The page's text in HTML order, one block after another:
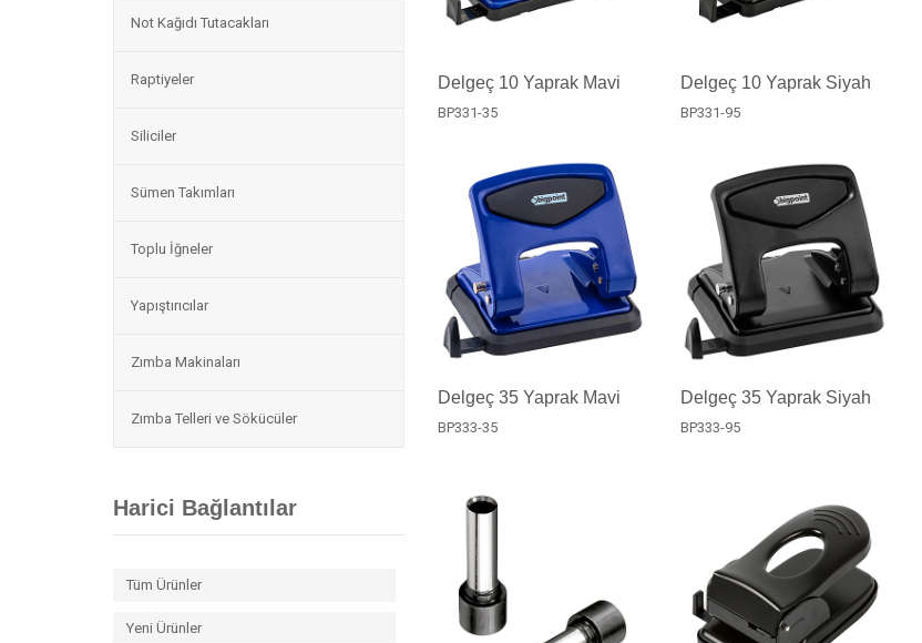
Not Kağıdı Tutacakları
Raptiyeler
Siliciler
Sümen Takımları
Toplu İğneler
Yapıştırıcılar
Zımba Makinaları
Zımba Telleri ve Sökücüler
Harici Bağlantılar
Tüm Ürünler
Yeni Ürünler
Delgeç 10 Yaprak Mavi
BP331-35
Delgeç 10 Yaprak Siyah
BP331-95
Delgeç 35 Yaprak Mavi
BP333-35
Delgeç 35 Yaprak Siyah
BP333-95